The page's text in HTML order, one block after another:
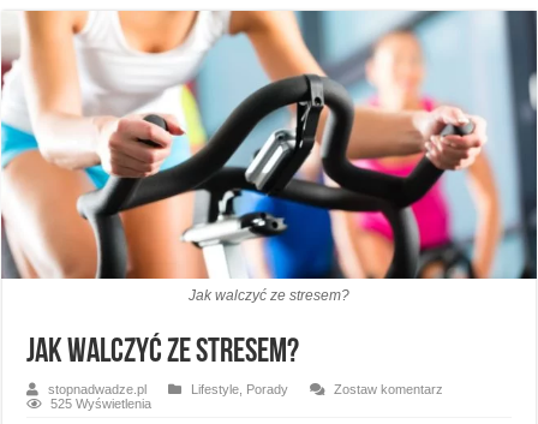
Jak walczyć ze stresem?
Jak walczyć ze stresem?
stopnadwadze.pl Lifestyle Porady
Zostaw komentarz
525 Wyświetlenia